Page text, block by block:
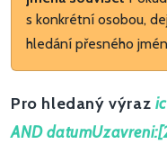
s konkrétní osobou,
hledání přesného
Pro hledaný výraz
AND